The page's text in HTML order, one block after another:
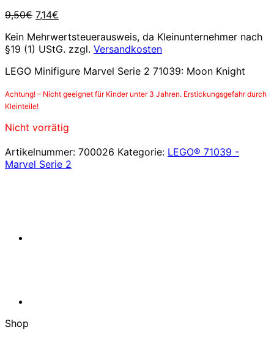
9,50€ Ursprünglicher
war:
9,50€
7,14€
ist:
7,14€.
Kein Mehrwertsteuerausweis, da Kleinunternehmer nach
§19 (1) UStG. zzgl. Versandkosten
LEGO Minifigure Marvel Serie 2 71039: Moon Knight
Achtung! – Nicht geeignet für Kinder unter 3 Jahren. Erstickungsgefahr durch
Kleinteile!
Nicht vorrätig
Artikelnummer: 700026 Kategorie: LEGO® 71039 -
Marvel Serie 2
Shop